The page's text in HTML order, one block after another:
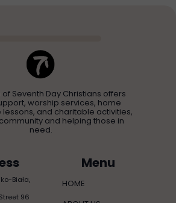
of Seventh Day Christians offers
worship services, home
lessons, and charitable activities,
and helping those in
need.
Menu
HOME
Biała,
96